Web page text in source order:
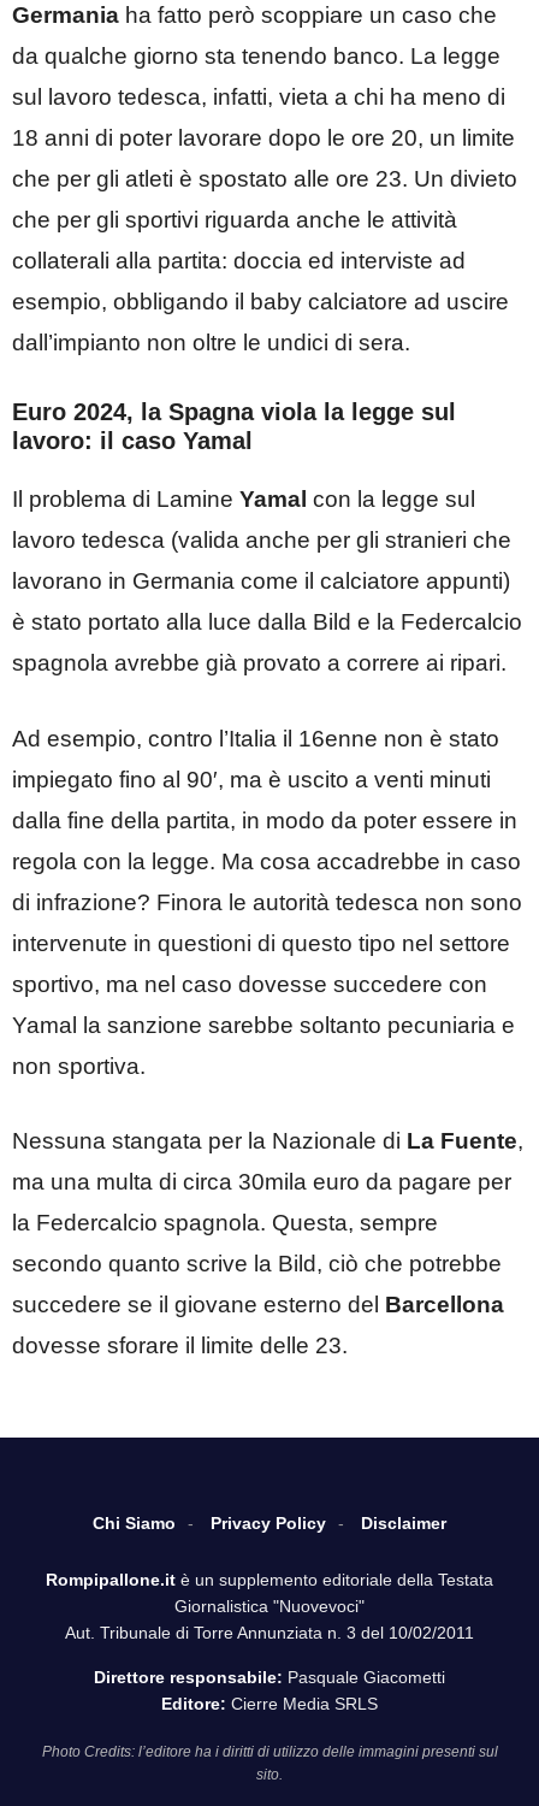
Germania ha fatto però scoppiare un caso che
da qualche giorno sta tenendo banco. La legge
sul lavoro tedesca, infatti, vieta a chi ha meno di
18 anni di poter lavorare dopo le ore 20, un limite
che per gli atleti è spostato alle ore 23. Un divieto
che per gli sportivi riguarda anche le attività
collaterali alla partita: doccia ed interviste ad
esempio, obbligando il baby calciatore ad uscire
dall’impianto non oltre le undici di sera.
Euro 2024, la Spagna viola la legge sul
lavoro: il caso Yamal
Il problema di Lamine Yamal con la legge sul
lavoro tedesca (valida anche per gli stranieri che
lavorano in Germania come il calciatore appunti)
è stato portato alla luce dalla Bild e la Federcalcio
spagnola avrebbe già provato a correre ai ripari.
Ad esempio, contro l’Italia il 16enne non è stato
impiegato fino al 90′, ma è uscito a venti minuti
dalla fine della partita, in modo da poter essere in
regola con la legge. Ma cosa accadrebbe in caso
di infrazione? Finora le autorità tedesca non sono
intervenute in questioni di questo tipo nel settore
sportivo, ma nel caso dovesse succedere con
Yamal la sanzione sarebbe soltanto pecuniaria e
non sportiva.
Nessuna stangata per la Nazionale di La Fuente,
ma una multa di circa 30mila euro da pagare per
la Federcalcio spagnola. Questa, sempre
secondo quanto scrive la Bild, ciò che potrebbe
succedere se il giovane esterno del Barcellona
dovesse sforare il limite delle 23.
Chi Siamo Privacy Policy Disclaimer
Rompipallone.it è un supplemento editoriale della Testata
Giornalistica "Nuovevoci"
Aut. Tribunale di Torre Annunziata n. 3 del 10/02/2011
Direttore responsabile: Pasquale Giacometti
Editore: Cierre Media SRLS
Photo Credits: l’editore ha i diritti di utilizzo delle immagini presenti sul
sito.